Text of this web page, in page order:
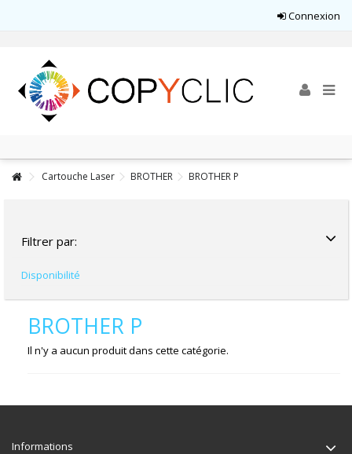
Connexion
Cartouche Laser BROTHER BROTHER P
Filtrer par:
Disponibilité
BROTHER P
Il n'y a aucun produit dans cette catégorie.
Informations